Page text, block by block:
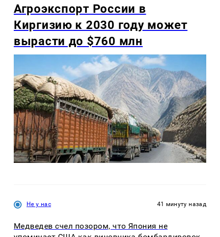
Агроэкспорт России в
Киргизию к 2030 году может
вырасти до $760 млн
Не у нас 41 минуту назад
Медведев счел позором, что Япония не